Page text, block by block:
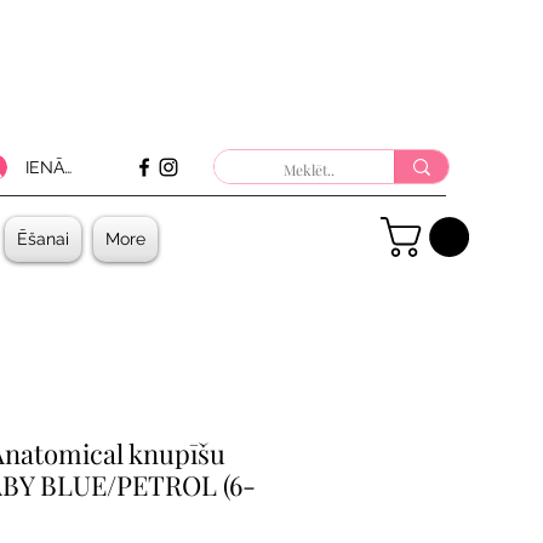
Ēšanai More
IENĀKT
knupīšu
BLUE/PETROL (6-